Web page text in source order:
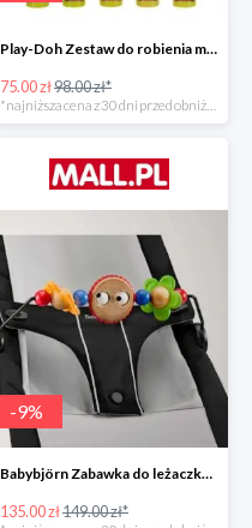
Play-Doh Zestaw do robienia makaronów -23%
75.00 zł98.00 zł*
-9%
Babybjörn Zabawka do leżaczka Balance
135.00 zł149.00 zł*